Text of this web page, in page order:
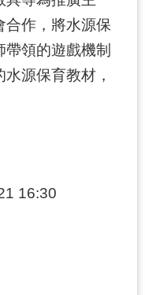
合作，將水源保
領的遊戲機制
源保育教材，
16:30